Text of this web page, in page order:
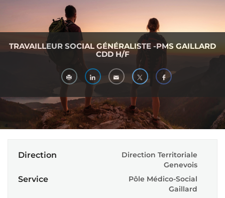
TRAVAILLEUR SOCIAL GÉNÉRALISTE -PMS GAILLARD
CDD H/F
Direction
Direction Territoriale
Genevois
Service
Pôle Médico-Social
Gaillard